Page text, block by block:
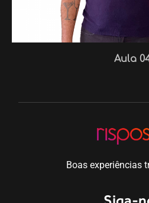
Aula
Boas experiências